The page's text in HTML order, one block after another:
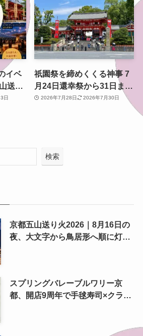
開催
イベ
送り
でか
日
祇園祭を締めくくる神事 7
月24日還幸祭から31日まで
のスケジュールと見どころ
2026年7月28日 2026年7月30日
検索
京都五山送り火2026｜8月16日の
夜、大文字から鳥居形へ順に灯る
スプリングバレーブルワリー京
都、開店9周年で手毬寿司×クラフ